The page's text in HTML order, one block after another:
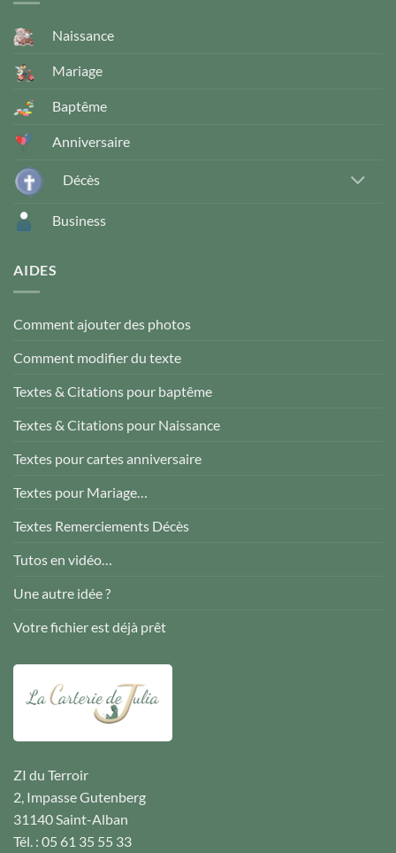
Naissance
Mariage
Baptême
Anniversaire
Décès
Business
AIDES
Comment ajouter des photos
Comment modifier du texte
Textes & Citations pour baptême
Textes & Citations pour Naissance
Textes pour cartes anniversaire
Textes pour Mariage…
Textes Remerciements Décès
Tutos en vidéo…
Une autre idée ?
Votre fichier est déjà prêt
ZI du Terroir
2, Impasse Gutenberg
31140 Saint-Alban
Tél. : 05 61 35 55 33